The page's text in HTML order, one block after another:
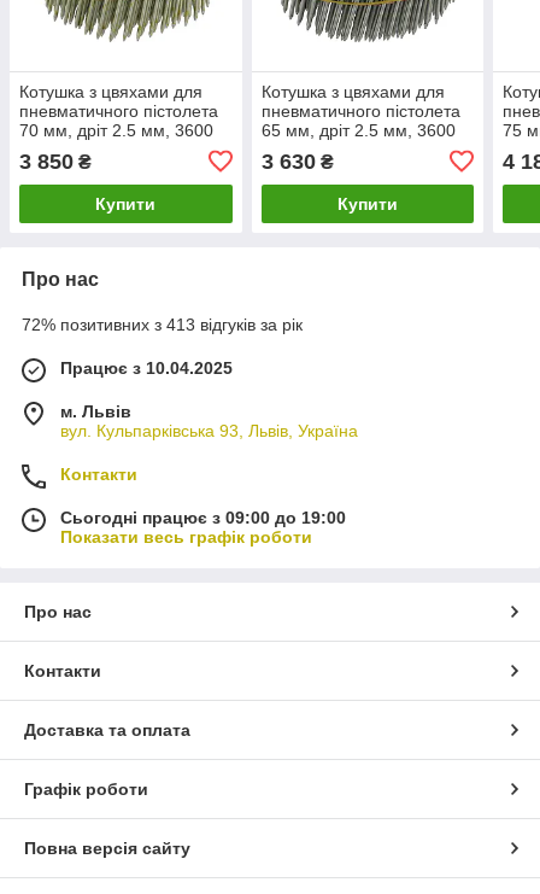
Котушка з цвяхами для
пневматичного пістолета
70 мм, дріт 2.5 мм, 3600
3 850 ₴
Купити
Котушка з цвяхами для
пневматичного пістолета
65 мм, дріт 2.5 мм, 3600
3 630₴
Купити
75
4
Про нас
72% позитивних з 413 відгуків за рік
Працює з 10.04.2025
м. Львів
вул. Кульпарківська 93, Львів, Україна
Контакти
Сьогодні працює з 09:00 до 19:00
Показати весь графік роботи
Про нас
Контакти
Доставка та оплата
Графік роботи
Повна версія сайту